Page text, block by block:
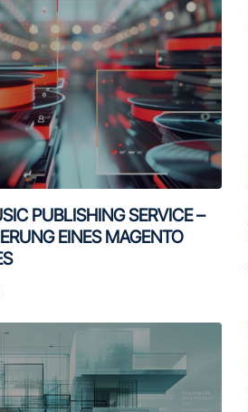
PUBLISHING SERVICE –
EINES MAGENTO